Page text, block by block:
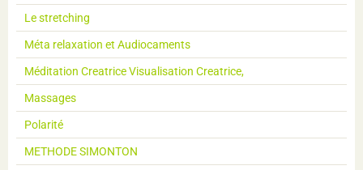
Le stretching
Méta relaxation et Audiocaments
Méditation Creatrice Visualisation Creatrice,
Massages
Polarité
METHODE SIMONTON